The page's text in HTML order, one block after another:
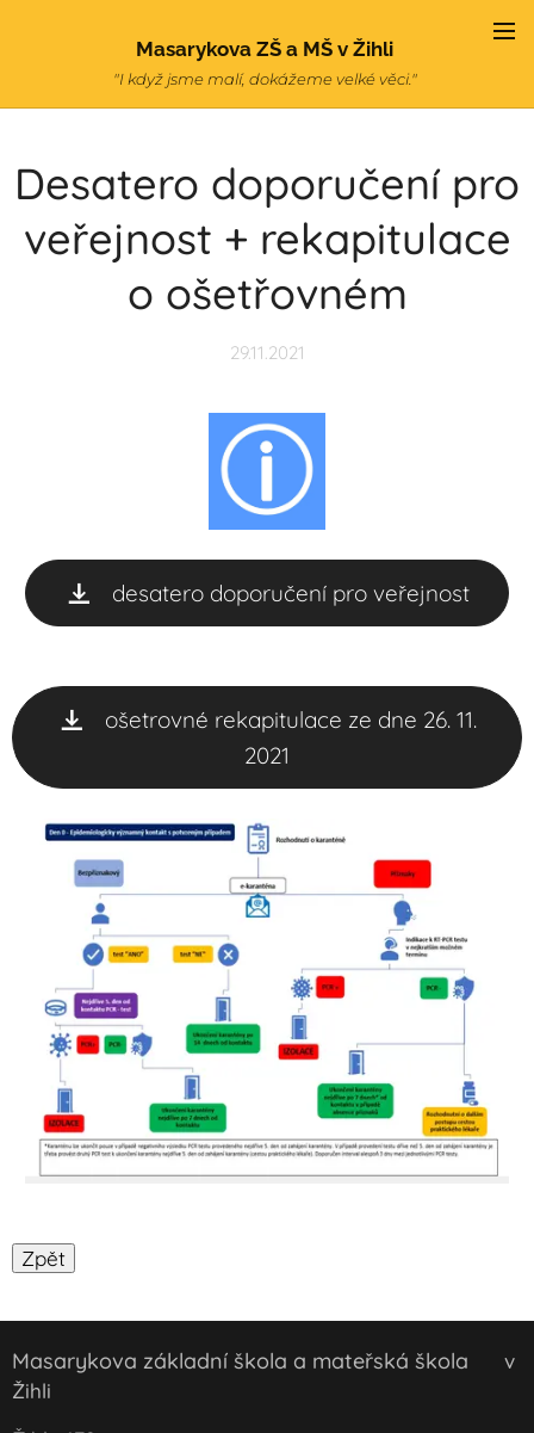
Masarykova ZŠ a MŠ v Žihli
"I když jsme malí, dokážeme velké věci."
Desatero doporučení pro
veřejnost + rekapitulace
o ošetřovném
29.11.2021
desatero doporučení pro veřejnost
ošetrovné rekapitulace ze dne 26. 11.
2021
Masarykova základní škola a mateřská škola v
Žihli